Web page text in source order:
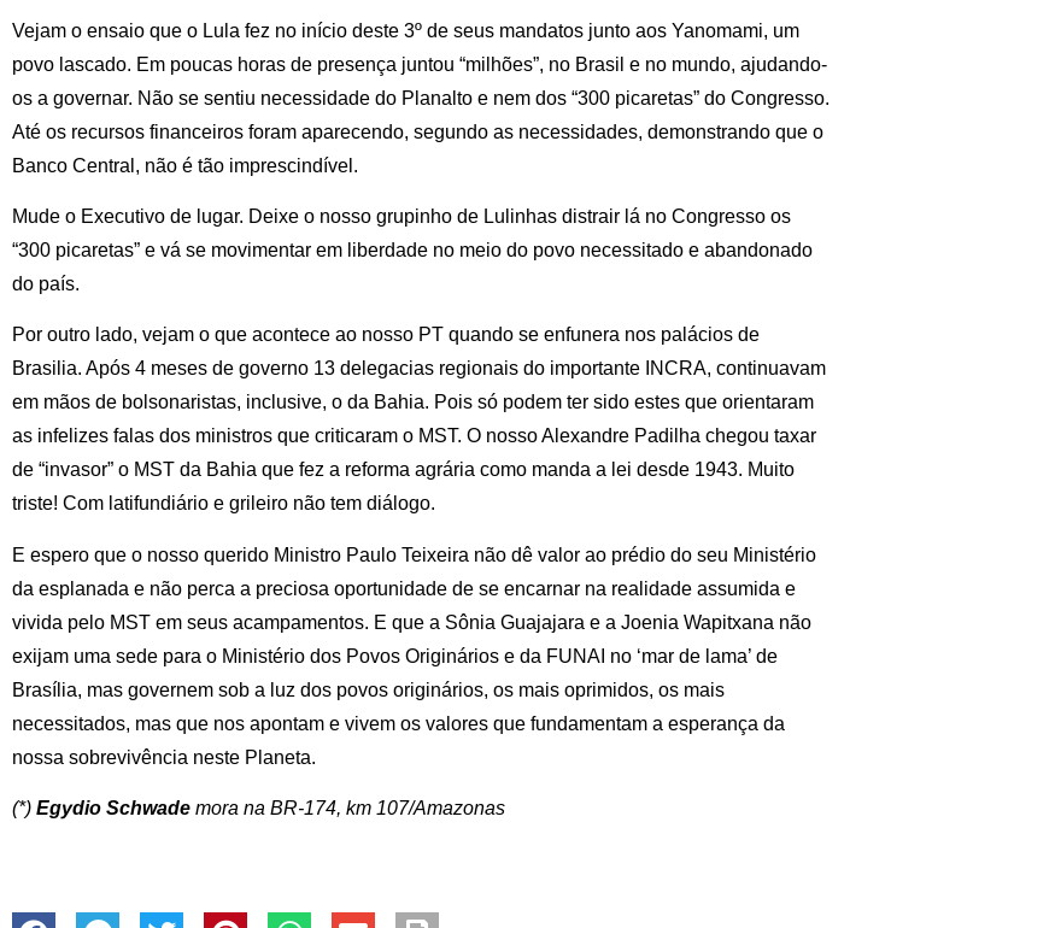
Vejam o ensaio que o Lula fez no início deste 3º de seus mandatos junto aos Yanomami, um
povo lascado. Em poucas horas de presença juntou “milhões”, no Brasil e no mundo, ajudando-
os a governar. Não se sentiu necessidade do Planalto e nem dos “300 picaretas” do Congresso.
Até os recursos financeiros foram aparecendo, segundo as necessidades, demonstrando que o
Banco Central, não é tão imprescindível.
Mude o Executivo de lugar. Deixe o nosso grupinho de Lulinhas distrair lá no Congresso os
“300 picaretas” e vá se movimentar em liberdade no meio do povo necessitado e abandonado
do país.
Por outro lado, vejam o que acontece ao nosso PT quando se enfunera nos palácios de
Brasilia. Após 4 meses de governo 13 delegacias regionais do importante INCRA, continuavam
em mãos de bolsonaristas, inclusive, o da Bahia. Pois só podem ter sido estes que orientaram
as infelizes falas dos ministros que criticaram o MST. O nosso Alexandre Padilha chegou taxar
de “invasor” o MST da Bahia que fez a reforma agrária como manda a lei desde 1943. Muito
triste! Com latifundiário e grileiro não tem diálogo.
E espero que o nosso querido Ministro Paulo Teixeira não dê valor ao prédio do seu Ministério
da esplanada e não perca a preciosa oportunidade de se encarnar na realidade assumida e
vivida pelo MST em seus acampamentos. E que a Sônia Guajajara e a Joenia Wapitxana não
exijam uma sede para o Ministério dos Povos Originários e da FUNAI no ‘mar de lama’ de
Brasília, mas governem sob a luz dos povos originários, os mais oprimidos, os mais
necessitados, mas que nos apontam e vivem os valores que fundamentam a esperança da
nossa sobrevivência neste Planeta.
(*) Egydio Schwade mora na BR-174, km 107/Amazonas